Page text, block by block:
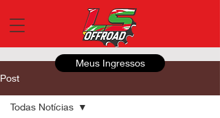
Meus Ingressos
Post
Todas Notícias